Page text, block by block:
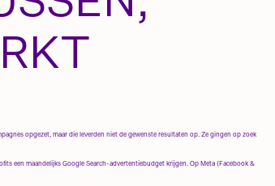
opgezet, maar die leverden niet de gewenste resultaten op. Ze gingen op zoek
een maandelijks Google Search-advertentiebudget krijgen. Op Meta (Facebook &